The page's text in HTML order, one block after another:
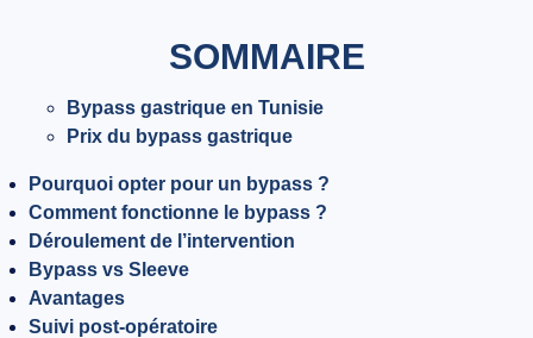
PROPOS
BLOG
CONTACT
SOMMAIRE
Bypass gastrique en Tunisie
Prix du bypass gastrique
Pourquoi opter pour un bypass ?
Comment fonctionne le bypass ?
Déroulement de l’intervention
Bypass vs Sleeve
Avantages
Suivi post-opératoire